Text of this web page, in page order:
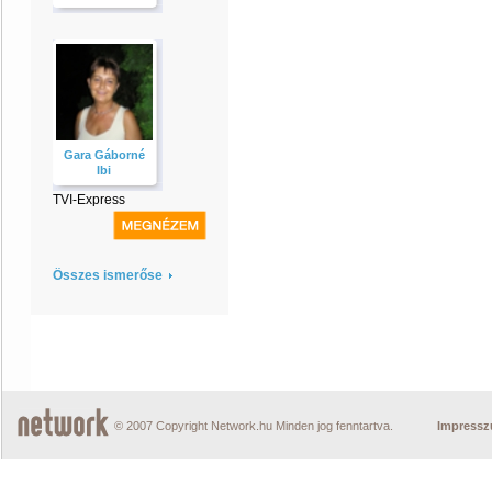
Gara Gáborné
Ibi
TVI-Express
Összes ismerőse
© 2007 Copyright Network.hu Minden jog fenntartva.